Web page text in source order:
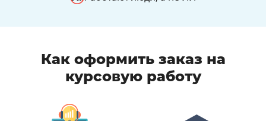
Как оформить заказ на
курсовую работу